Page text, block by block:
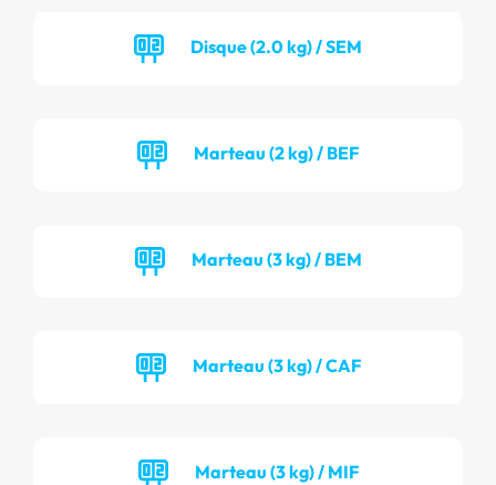
Disque (2.0 kg) / SEM
Marteau (2 kg) / BEF
Marteau (3 kg) / BEM
Marteau (3 kg) / CAF
Marteau (3 kg) / MIF